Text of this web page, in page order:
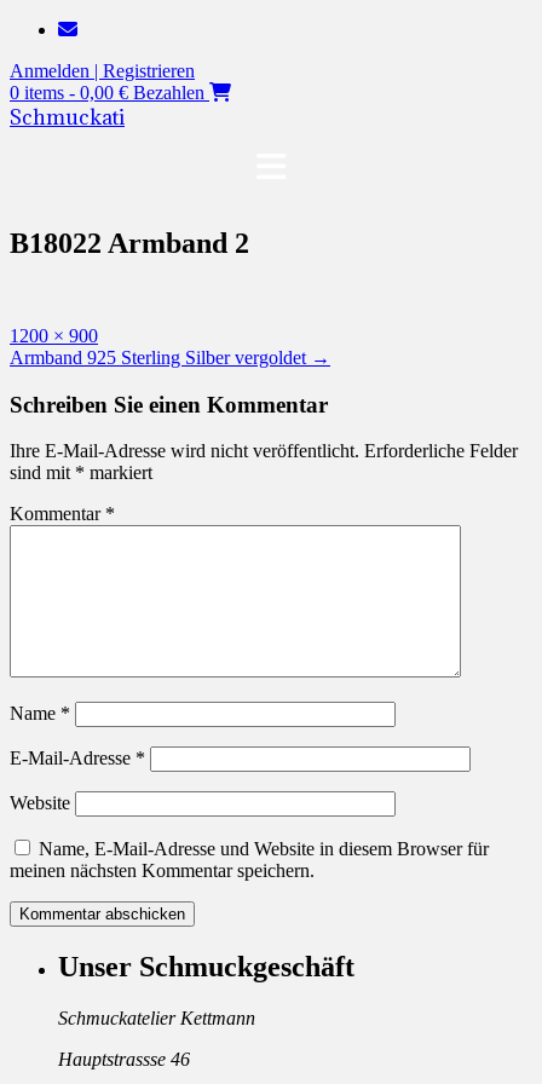
Zum
springen
Anmelden | Registrieren
0 items - 0,00 € Bezahlen
Schmuckati
B18022 Armband 2
Originalgröße
1200 × 900
Beitragsnavigation
Armband 925 Sterling Silber vergoldet →
Schreiben Sie einen Kommentar
Ihre E-Mail-Adresse wird nicht veröffentlicht. Erforderliche Felder
sind mit * markiert
Kommentar *
Name *
E-Mail-Adresse *
Website
Name, E-Mail-Adresse und Website in diesem Browser für
meinen nächsten Kommentar speichern.
Unser Schmuckgeschäft
Schmuckatelier Kettmann
Hauptstrassse 46